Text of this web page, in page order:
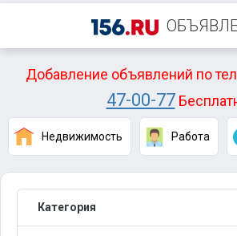
Добавление объявлений по
47-00-77
Недвижимость Работа
Категория